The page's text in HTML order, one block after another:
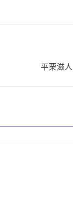
平栗滋人